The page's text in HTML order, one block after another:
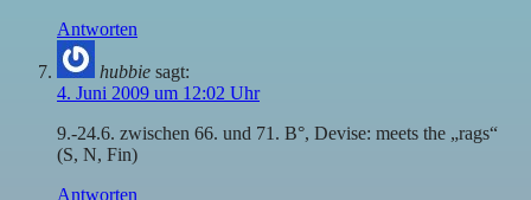
Antworten
hubbie sagt:
4. Juni 2009 um 12:02 Uhr
9.-24.6. zwischen 66. und 71. B°, Devise: meets the „rags“
(S, N, Fin)
Antworten